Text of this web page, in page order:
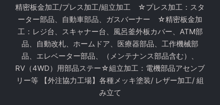
精密板金加工/プレス加工/組立加工 ☆プレス加工：スタ
ーター部品、自動車部品、ガスバーナー ☆精密板金加
工：レジ台、スキャナー台、風呂釜外板カバー、ATM部
品、自動改札、ホームドア、医療器部品、工作機械部
品、エレベーター部品、（メンテナンス部品含む）、
RV（4WD）用部品ステー☆組立加工：電機部品アセンブ
リー等 【外注協力工場】各種メッキ塗装/ レザー加工/ 組
み立て